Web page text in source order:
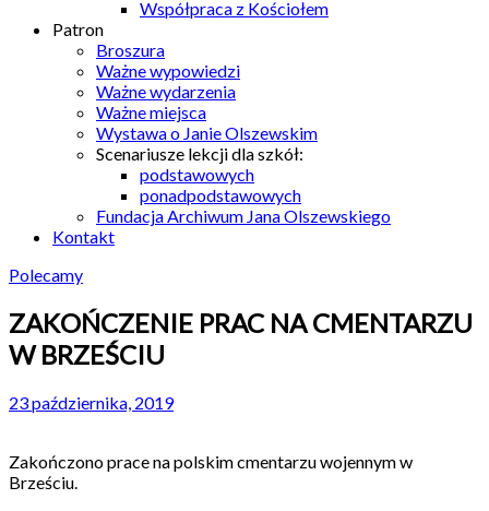
Współpraca z Kościołem
Patron
Broszura
Ważne wypowiedzi
Ważne wydarzenia
Ważne miejsca
Wystawa o Janie Olszewskim
Scenariusze lekcji dla szkół:
podstawowych
ponadpodstawowych
Fundacja Archiwum Jana Olszewskiego
Kontakt
Polecamy
ZAKOŃCZENIE PRAC NA CMENTARZU
W BRZEŚCIU
23 października, 2019
Zakończono prace na polskim cmentarzu wojennym w
Brześciu.